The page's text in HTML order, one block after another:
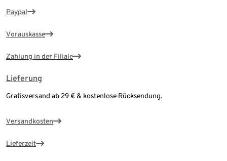
Paypal
Vorauskasse
Zahlung in der Filiale
Lieferung
Gratisversand ab 29 € & kostenlose Rücksendung.
Versandkosten
Lieferzeit